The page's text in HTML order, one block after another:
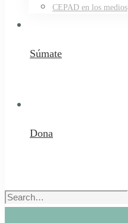
CEPAD en los medios
Súmate
Dona
Search